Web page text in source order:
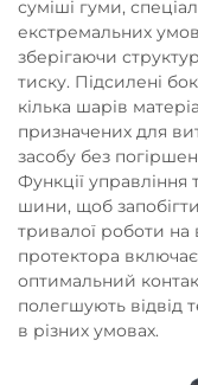
суміші гуми,
екстремальних
зберігаючи
тиску. Підсилені
кілька шарів
призначених для
засобу без
Функції управління
шини, щоб
тривалої роботи
протектора включає
оптимальний
полегшують відвід
в різних умовах.